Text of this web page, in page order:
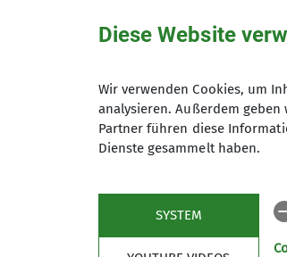
Diese Website
Wir verwenden Cookies, um
analysieren. Außerdem
Partner führen diese
Dienste gesammelt haben.
SYSTEM